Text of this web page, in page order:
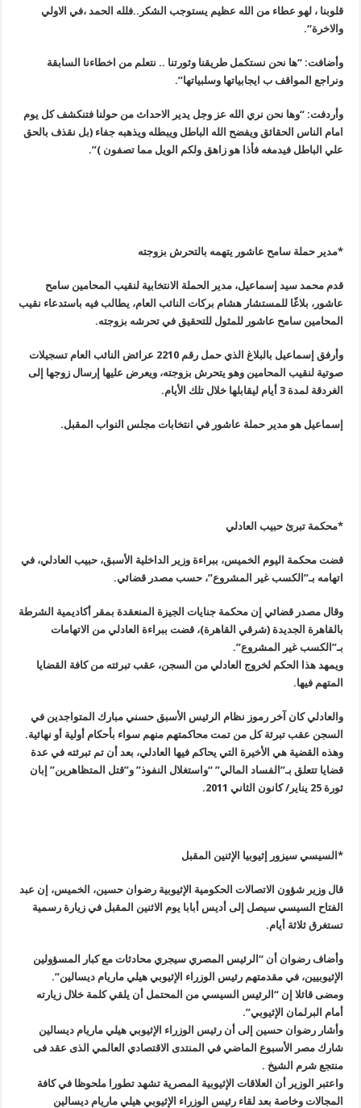
قلوبنا ، لهو عطاء من الله عظيم يستوجب الشكر..فلله الحمد ،في الاولي
والاخرة“
.
وأضافت: “ها نحن نستكمل طريقنا وثورتنا .. نتعلم من اخطاءنا السابقة
ونراجع المواقف ب ايجابياتها وسلبياتها”.
وأردفت: “وها نحن نري الله عز وجل يدير الاحداث من حولنا فتنكشف كل يوم
امام الناس الحقائق ويفضح الله الباطل ويبطله ويذهبه جفاء (بل نقذف بالحق
علي الباطل فيدمغه فأذا هو زاهق ولكم الويل مما تصفون )”.
*مدير حملة سامح عاشور يتهمه بالتحرش بزوجته
قدم محمد سيد إسماعيل، مدير الحملة الانتخابية لنقيب المحامين سامح
عاشور، بلاغًا للمستشار هشام بركات النائب العام، يطالب فيه باستدعاء نقيب
المحامين سامح عاشور للمثول للتحقيق في تحرشه بزوجته.
وأرفق إسماعيل بالبلاغ الذي حمل رقم 2210 عرائض النائب العام تسجيلات
صوتية لنقيب المحامين وهو يتحرش بزوجته، ويعرض عليها إرسال زوجها إلى
الغردقة لمدة 3 أيام ليقابلها خلال تلك الأيام
.
إسماعيل هو مدير حملة عاشور في انتخابات مجلس النواب المقبل.
*محكمة تبرئ حبيب العادلي
قضت محكمة اليوم الخميس، ببراءة وزير الداخلية الأسبق، حبيب العادلي، في
اتهامه بـ”الكسب غير المشروع”، حسب مصدر قضائي.
وقال مصدر قضائي إن محكمة جنايات الجيزة المنعقدة بمقر أكاديمية الشرطة
بالقاهرة الجديدة (شرقي القاهرة)، قضت ببراءة العادلي من الاتهامات
بـ”الكسب غير المشروع”.
ويمهد هذا الحكم لخروج العادلي من السجن، عقب تبرئته من كافة القضايا
المتهم فيها.
والعادلي كان آخر رموز نظام الرئيس الأسبق حسني مبارك المتواجدين في
السجن عقب تبرئة كل من تمت محاكمتهم منهم سواء بأحكام أولية أو نهائية.
وهذه القضية هي الأخيرة التي يحاكم فيها العادلي، بعد أن تم تبرئته في عدة
قضايا تتعلق بـ”الفساد المالي” “واستغلال النفوذ” و”قتل المتظاهرين” إبان
ثورة 25 يناير/ كانون الثاني 2011
.
* السيسي سيزور إثيوبيا الإثنين المقبل
قال وزير شؤون الاتصالات الحكومية الإثيوبية رضوان حسين، الخميس، إن عبد
الفتاح السيسي سيصل إلى أديس أبابا يوم الاثنين المقبل في زيارة رسمية
تستغرق ثلاثة أيام.
وأضاف رضوان أن “الرئيس المصري سيجري محادثات مع كبار المسؤولين
الإثيوبيين، في مقدمتهم رئيس الوزراء الإثيوبي هيلي ماريام ديسالين”.
ومضى قائلا إن “الرئيس السيسي من المحتمل أن يلقي كلمة خلال زيارته
أمام البرلمان الإثيوبي”.
وأشار رضوان حسين إلى أن رئيس الوزراء الإثيوبي هيلي ماريام ديسالين
شارك مصر الأسبوع الماضي في المنتدى الاقتصادي العالمي الذى عقد فى
منتجع شرم الشيخ .
واعتبر الوزير أن العلاقات الإثيوبية المصرية تشهد تطورا ملحوظا في كافة
المجالات وخاصة بعد لقاء رئيس الوزراء الإثيوبي هيلي ماريام ديسالين